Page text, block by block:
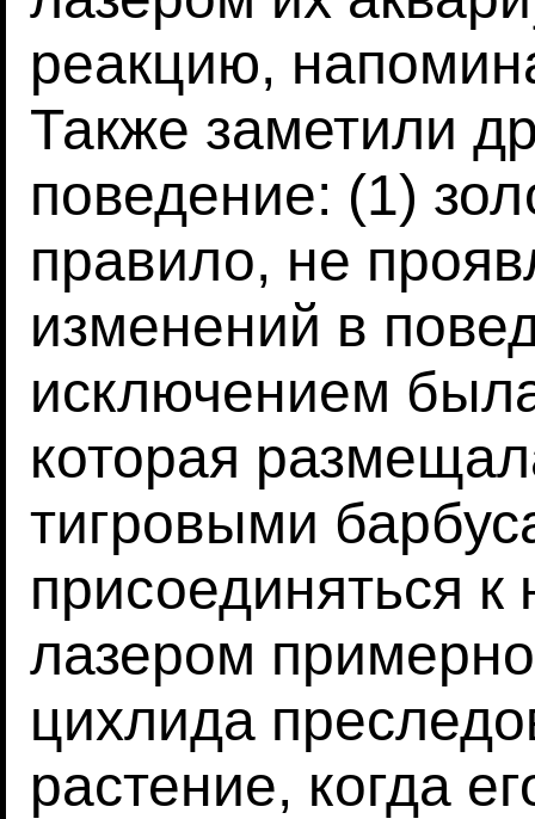
реакцию,
Также заметили
поведение: (1)
правило, не
изменений в
исключением
которая
тигровыми
присоединяться к
лазером
цихлида
растение, когда